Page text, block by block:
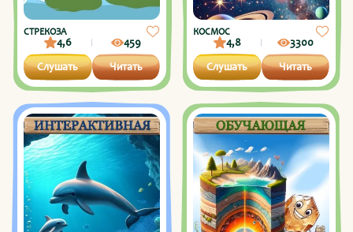
СТРЕКОЗА
4,6
459
Слушать
Читать
КОСМОС
4,8
3300
Слушать
Читать